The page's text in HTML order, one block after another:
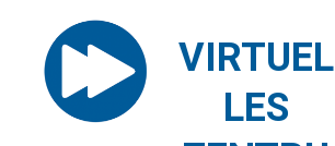
VIRTUEL
LES